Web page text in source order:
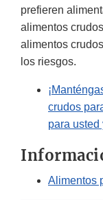
prefieren
alimentos
alimentos
los riesgos.
crudos
para usted
Alimentos